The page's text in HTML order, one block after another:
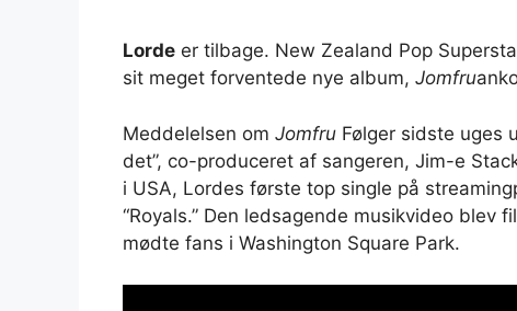
Lorde er tilbage. New Zealand Pop
sit meget forventede nye album, Jomfru
Meddelelsen om Jomfru Følger sidste uges
det”, co-produceret af sangeren, Jim-e
i USA, Lordes første top single på
“Royals.” Den ledsagende musikvideo blev
mødte fans i Washington Square Park.